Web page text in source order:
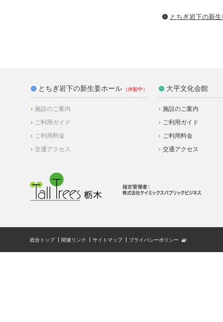
とちぎ岩下の新
とちぎ岩下の新生姜ホール
施設のご案内
ご利用ガイド
ご利用料金
交通アクセス
大平文化会館
施設のご案内
ご利用ガイド
ご利用料金
交通アクセス
総合トップ 関連リンク サイトマップ プライバシーポリシー